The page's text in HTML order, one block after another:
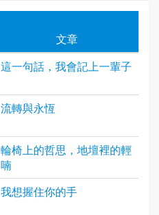
文章
這一句話，我會記上一輩子
流轉與永恆
輪椅上的哲思，地壇裡的輕
喃
我想握住你的手